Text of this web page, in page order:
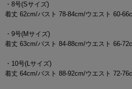
・8号(Sサイズ)
着丈 62cm/バスト 78-84cm/ウエスト 60-
・9号(Mサイズ)
着丈 63cm/バスト 84-88cm/ウエスト 66-
・10号(Lサイズ)
着丈 64cm/バスト 88-92cm/ウエスト 72-